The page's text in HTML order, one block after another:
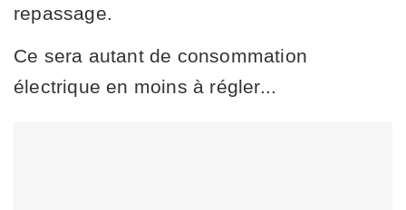
repassage.
Ce sera autant de consommation
électrique en moins à régler...